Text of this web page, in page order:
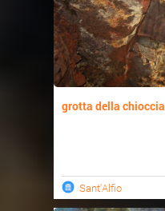
grotta della chioccia
Sant'Alfio